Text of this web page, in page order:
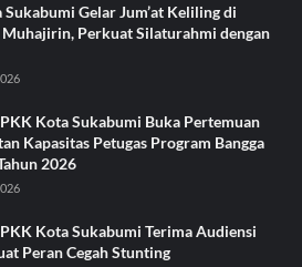
Gelar Jum’at Keliling di
Perkuat Silaturahmi dengan
Kota Sukabumi Buka Pertemuan
Kapasitas Petugas Program Bangga
2026
Kota Sukabumi Terima Audiensi
Peran Cegah Stunting